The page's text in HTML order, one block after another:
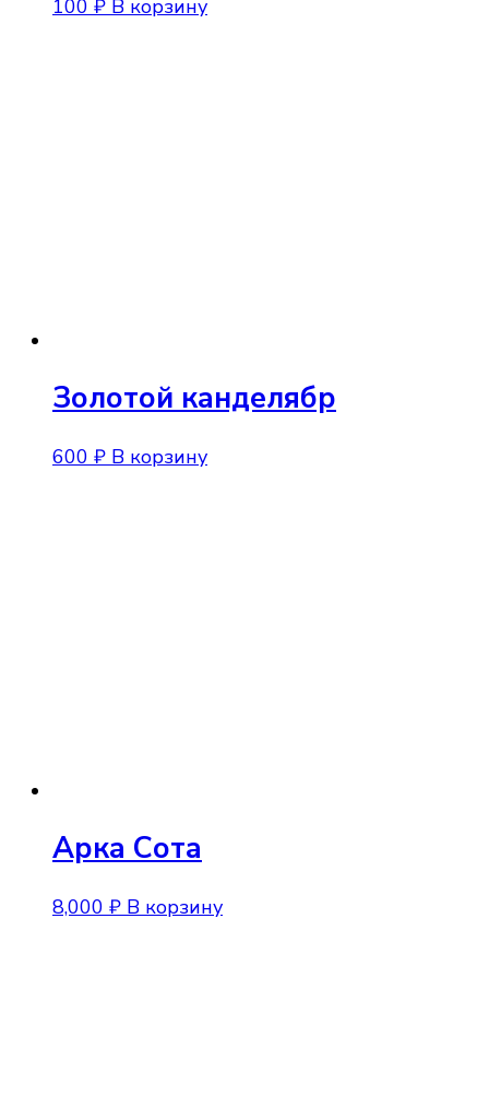
100 ₽ В корзину
Золотой канделябр
600 ₽ В корзину
Арка Сота
8,000 ₽ В корзину